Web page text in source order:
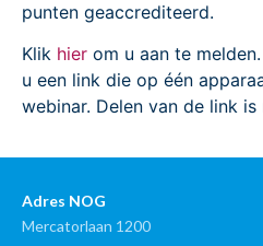
punten geaccrediteerd.
Klik hier om u aan te
u een link die op één
webinar. Delen van de link
Adres NOG
Mercatorlaan 1200